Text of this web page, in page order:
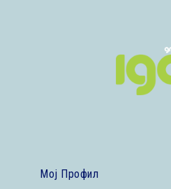
Мој Профил